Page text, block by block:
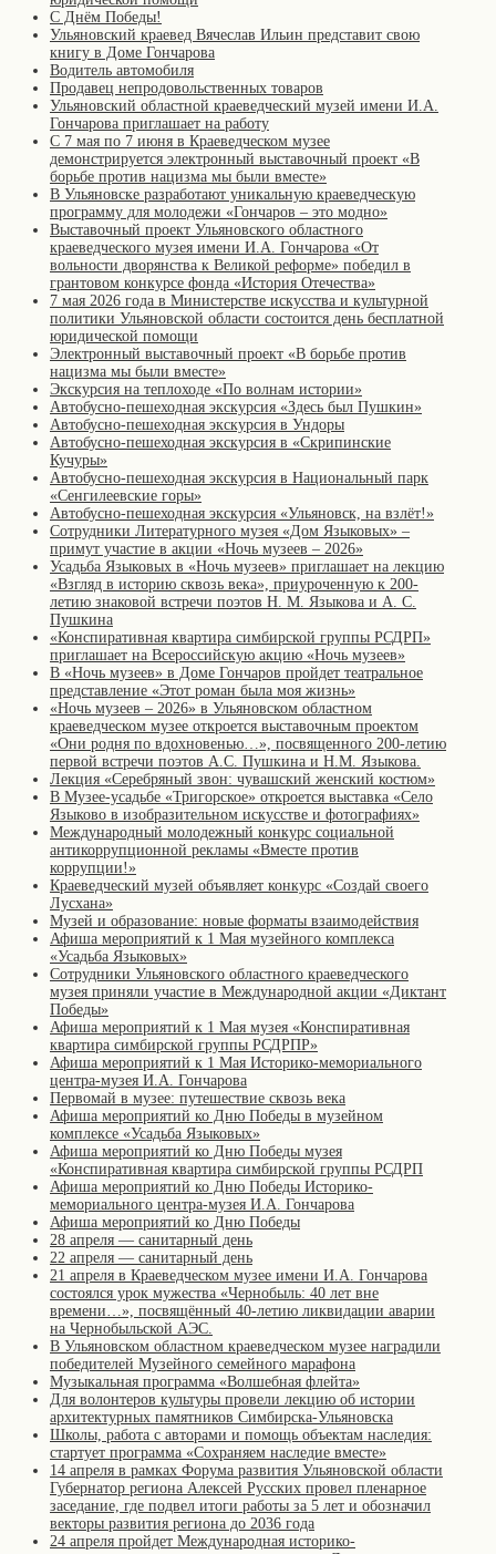
С Днём Победы!
Ульяновский краевед Вячеслав Ильин представит свою
книгу в Доме Гончарова
Водитель автомобиля
Продавец непродовольственных товаров
Ульяновский областной краеведческий музей имени И.А.
Гончарова приглашает на работу
С 7 мая по 7 июня в Краеведческом музее
демонстрируется электронный выставочный проект «В
борьбе против нацизма мы были вместе»
В Ульяновске разработают уникальную краеведческую
программу для молодежи «Гончаров – это модно»
Выставочный проект Ульяновского областного
краеведческого музея имени И.А. Гончарова «От
вольности дворянства к Великой реформе» победил в
грантовом конкурсе фонда «История Отечества»
7 мая 2026 года в Министерстве искусства и культурной
политики Ульяновской области состоится день бесплатной
юридической помощи
Электронный выставочный проект «В борьбе против
нацизма мы были вместе»
Экскурсия на теплоходе «По волнам истории»
Автобусно-пешеходная экскурсия «Здесь был Пушкин»
Автобусно-пешеходная экскурсия в Ундоры
Автобусно-пешеходная экскурсия в «Скрипинские
Кучуры»
Автобусно-пешеходная экскурсия в Национальный парк
«Сенгилеевские горы»
Автобусно-пешеходная экскурсия «Ульяновск, на взлёт!»
Сотрудники Литературного музея «Дом Языковых» –
примут участие в акции «Ночь музеев – 2026»
Усадьба Языковых в «Ночь музеев» приглашает на лекцию
«Взгляд в историю сквозь века», приуроченную к 200-
летию знаковой встречи поэтов Н. М. Языкова и А. С.
Пушкина
«Конспиративная квартира симбирской группы РСДРП»
приглашает на Всероссийскую акцию «Ночь музеев»
В «Ночь музеев» в Доме Гончаров пройдет театральное
представление «Этот роман была моя жизнь»
«Ночь музеев – 2026» в Ульяновском областном
краеведческом музее откроется выставочным проектом
«Они родня по вдохновенью…», посвященного 200-летию
первой встречи поэтов А.С. Пушкина и Н.М. Языкова.
Лекция «Серебряный звон: чувашский женский костюм»
В Музее-усадьбе «Тригорское» откроется выставка «Село
Языково в изобразительном искусстве и фотографиях»
Международный молодежный конкурс социальной
антикоррупционной рекламы «Вместе против
коррупции!»
Краеведческий музей объявляет конкурс «Создай своего
Лусхана»
Музей и образование: новые форматы взаимодействия
Афиша мероприятий к 1 Мая музейного комплекса
«Усадьба Языковых»
Сотрудники Ульяновского областного краеведческого
музея приняли участие в Международной акции «Диктант
Победы»
Афиша мероприятий к 1 Мая музея «Конспиративная
квартира симбирской группы РСДРПР»
Афиша мероприятий к 1 Мая Историко-мемориального
центра-музея И.А. Гончарова
Первомай в музее: путешествие сквозь века
Афиша мероприятий ко Дню Победы в музейном
комплексе «Усадьба Языковых»
Афиша мероприятий ко Дню Победы музея
«Конспиративная квартира симбирской группы РСДРП
Афиша мероприятий ко Дню Победы Историко-
мемориального центра-музея И.А. Гончарова
Афиша мероприятий ко Дню Победы
28 апреля — санитарный день
22 апреля — санитарный день
21 апреля в Краеведческом музее имени И.А. Гончарова
состоялся урок мужества «Чернобыль: 40 лет вне
времени…», посвящённый 40-летию ликвидации аварии
на Чернобыльской АЭС.
В Ульяновском областном краеведческом музее наградили
победителей Музейного семейного марафона
Музыкальная программа «Волшебная флейта»
Для волонтеров культуры провели лекцию об истории
архитектурных памятников Симбирска-Ульяновска
Школы, работа с авторами и помощь объектам наследия:
стартует программа «Сохраняем наследие вместе»
14 апреля в рамках Форума развития Ульяновской области
Губернатор региона Алексей Русских провел пленарное
заседание, где подвел итоги работы за 5 лет и обозначил
векторы развития региона до 2036 года
24 апреля пройдет Международная историко-